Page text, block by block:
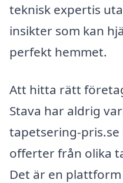
teknisk expertis
insikter som kan
perfekt hemmet.
Att hitta rätt
Stava har aldrig
tapetsering-
offerter från olika
Det är en